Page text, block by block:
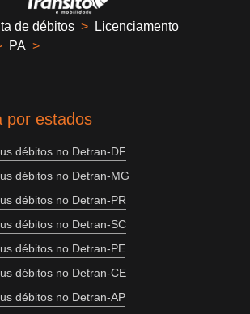
de débitos >
Licenciamento
PA >
por estados
débitos no Detran-DF
débitos no Detran-MG
débitos no Detran-PR
débitos no Detran-SC
débitos no Detran-PE
débitos no Detran-CE
débitos no Detran-AP